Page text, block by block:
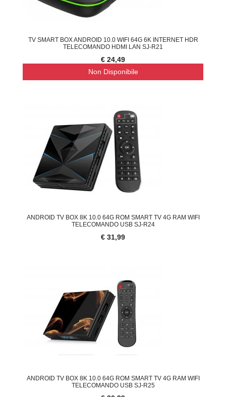
TV SMART BOX ANDROID 10.0 WIFI 64G 6K INTERNET HDR
TELECOMANDO HDMI LAN SJ-R21
€ 24,49
Non Disponibile
ANDROID TV BOX 8K 10.0 64G ROM SMART TV 4G RAM WIFI
TELECOMANDO USB SJ-R24
€ 31,99
ANDROID TV BOX 8K 10.0 64G ROM SMART TV 4G RAM WIFI
TELECOMANDO USB SJ-R25